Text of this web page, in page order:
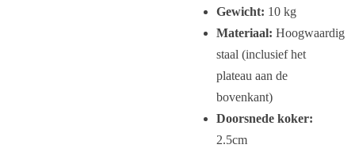
Gewicht: 10 kg
Materiaal: Hoogwaardig
staal (inclusief het
plateau aan de
bovenkant)
Doorsnede koker:
2.5cm